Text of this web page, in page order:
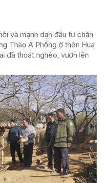
và mạnh dạn đầu tư chăn
Thào A Phổng ở thôn Hua
đã thoát nghèo, vươn lên